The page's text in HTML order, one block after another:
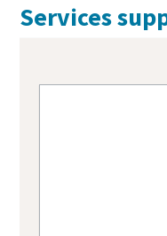
Services